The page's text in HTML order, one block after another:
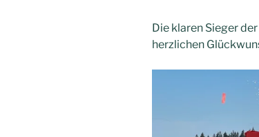
Die klaren Sieger
herzlichen